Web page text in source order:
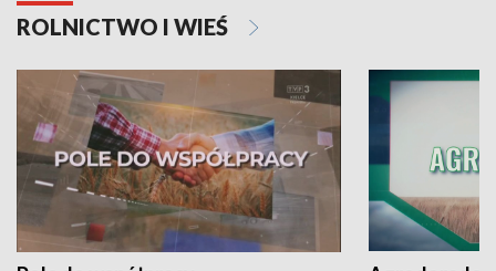
ROLNICTWO I WIEŚ